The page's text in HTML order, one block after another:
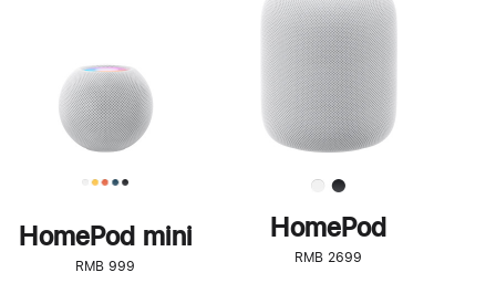
HomePod mini
RMB 999
了
解
HomePod<
HomePod
RMB 2699